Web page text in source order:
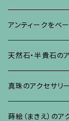
ネックレス、その他
イヤリング、ピアス
ネックレス、ペンダ
ブレスレット、バン
ブローチ
イヤリング・ピアス
ネックレス・ペンダ
リング
アンティークをベ
ブローチ
イヤリング・ピアス
ネックレス、ペンダ
天然石・半貴石の
ブローチ
イヤリング・ピアス
真珠のアクセサリー
ブローチ
蒔絵（まきえ）のア